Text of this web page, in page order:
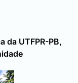
da UTFPR-PB,